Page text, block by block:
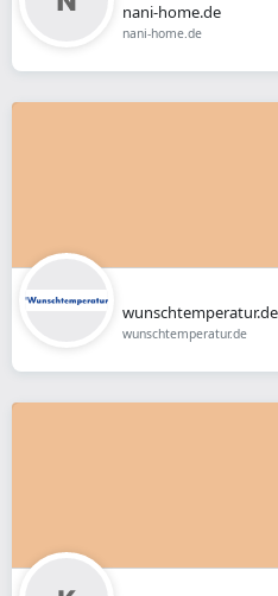
nani-home.de
nani-home.de
wunschtemperatur.de
wunschtemperatur.de